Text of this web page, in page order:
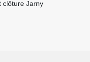
clôture Jarny